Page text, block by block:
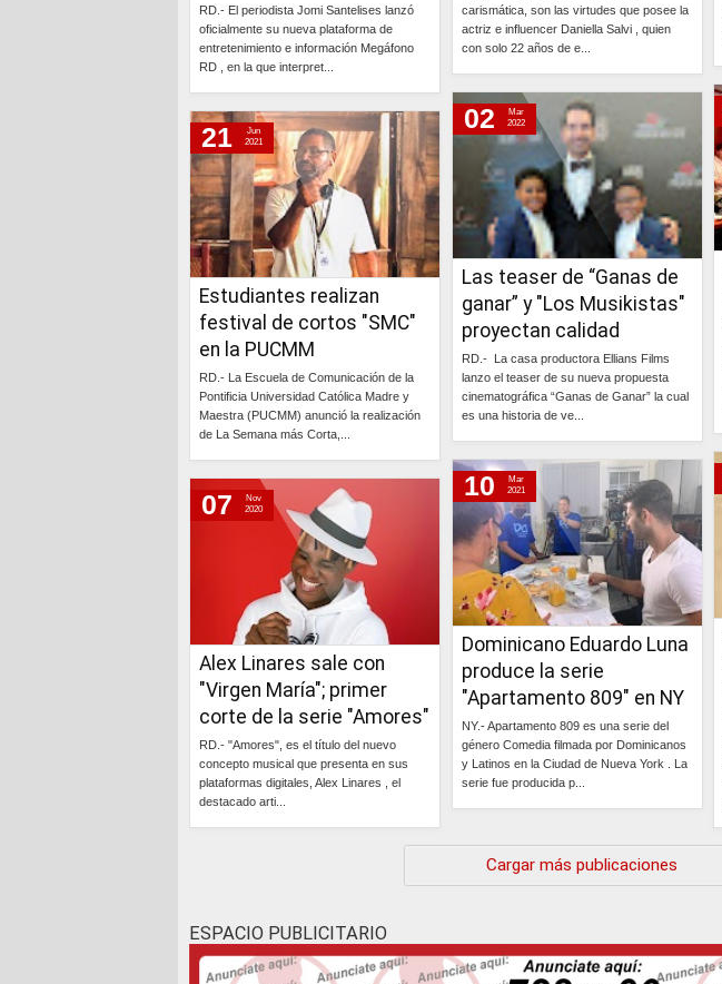
RD.- El periodista Jomi Santelises lanzó
oficialmente su nueva plataforma de
entretenimiento e información Megáfono
RD , en la que interpret...
carismática, son las virtudes que posee la
actriz e influencer Daniella Salvi , quien
con solo 22 años de e...
Las teaser de “Ganas de
ganar” y "Los Musikistas"
proyectan calidad
RD.- La casa productora Ellians Films
lanzo el teaser de su nueva propuesta
cinematográfica “Ganas de Ganar” la cual
es una historia de ve...
02
Mar
2022
Estudiantes realizan
festival de cortos "SMC"
en la PUCMM
RD.- La Escuela de Comunicación de la
Pontificia Universidad Católica Madre y
Maestra (PUCMM) anunció la realización
de La Semana más Corta,...
21
Jun
2021
Dominicano Eduardo Luna
produce la serie
"Apartamento 809" en NY
NY.- Apartamento 809 es una serie del
género Comedia filmada por Dominicanos
y Latinos en la Ciudad de Nueva York . La
serie fue producida p...
10
Mar
2021
Alex Linares sale con
"Virgen María"; primer
corte de la serie "Amores"
RD.- "Amores", es el título del nuevo
concepto musical que presenta en sus
plataformas digitales, Alex Linares , el
destacado arti...
07
Nov
2020
Cargar más publicaciones
ESPACIO PUBLICITARIO